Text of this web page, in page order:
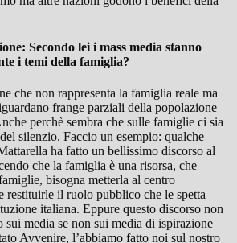
Secondo lei i mass media stanno
i temi della famiglia?
che non rappresenta la famiglia reale ma
frange parziali della popolazione
perchè sembra che sulle famiglie ci sia
silenzio. Faccio un esempio: qualche
ha fatto un bellissimo discorso al
che la famiglia è una risorsa, che
bisogna metterla al centro
restituirle il ruolo pubblico che le spetta
italiana. Eppure questo discorso non
sui media se non sui media di ispirazione
Avvenire, l’abbiamo fatto noi sul nostro